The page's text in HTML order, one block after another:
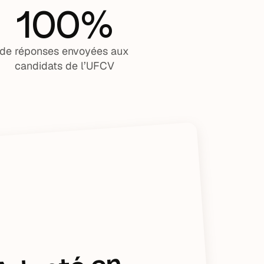
100%
de réponses envoyées aux
candidats de l’UFCV